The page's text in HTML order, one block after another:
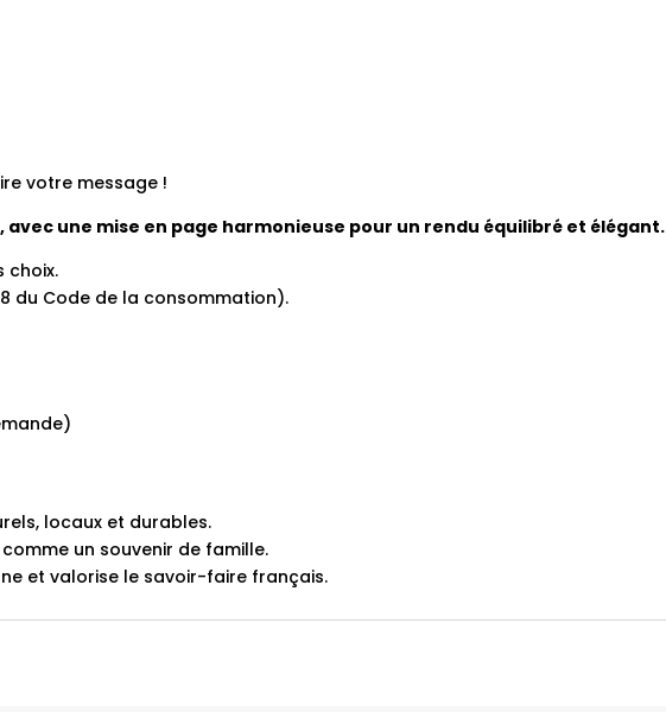
votre message !
une mise en page harmonieuse pour un rendu équilibré et élégant.
choix.
du Code de la consommation).
locaux et durables.
un souvenir de famille.
et valorise le savoir-faire français.